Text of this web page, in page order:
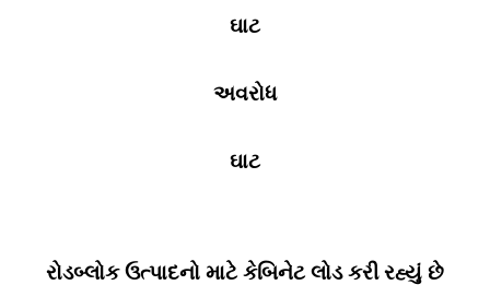
ઘાટ
અવરોધ
ઘાટ
રોડબ્લોક ઉત્પાદનો માટે કેબિનેટ લોડ કરી રહ્યું છે